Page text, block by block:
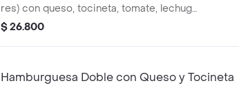
res) con queso, tocineta, tomate, lechuga
y salsa Home
$ 26.800
Hamburguesa Doble con Queso y Tocineta